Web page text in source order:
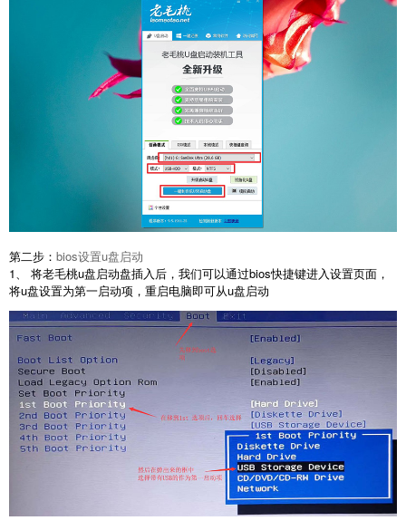
第二步： bios设置u盘启动
1、 将老毛桃u盘启动盘插入后，我们可以通过bios快捷键进入设置页面，
将u盘设置为第一启动项，重启电脑即可从u盘启动